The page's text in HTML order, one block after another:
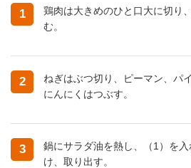
1
鶏肉は大きめのひと口大に切り
む。
2
ねぎはぶつ切り、ピーマン、パ
にんにくはつぶす。
3
鍋にサラダ油を熱し、（1）を
け、取り出す。